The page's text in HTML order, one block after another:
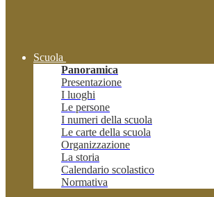
Scuola
Panoramica
Presentazione
I luoghi
Le persone
I numeri della scuola
Le carte della scuola
Organizzazione
La storia
Calendario scolastico
Normativa